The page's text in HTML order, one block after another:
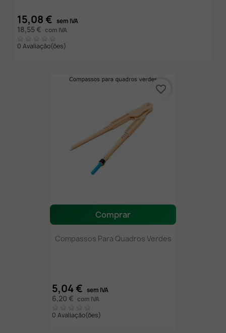
15,08 € sem IVA
18,55 € com IVA
0 Avaliação(ões)
Comprar
Compassos Para Quadros Verdes
5,04 € sem IVA
6,20 € com IVA
0 Avaliação(ões)
favorite_border